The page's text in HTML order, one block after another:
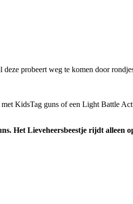
probeert weg te komen door
KidsTag guns of een Light Battle
Het Lieveheersbeestje rijdt alleen